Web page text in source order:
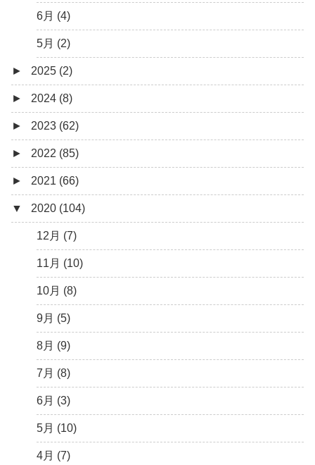
6月 (4)
5月 (2)
► 2025 (2)
12月 (1)
6月 (1)
► 2024 (8)
8月 (1)
7月 (1)
5月 (2)
4月 (3)
3月 (1)
► 2023 (62)
9月 (1)
8月 (1)
7月 (8)
6月 (5)
5月 (7)
4月 (9)
3月 (15)
2月 (6)
1月 (10)
► 2022 (85)
12月 (3)
10月 (1)
9月 (4)
8月 (5)
7月 (5)
6月 (8)
5月 (13)
4月 (12)
3月 (13)
2月 (14)
1月 (7)
► 2021 (66)
12月 (4)
11月 (8)
10月 (1)
8月 (2)
7月 (4)
6月 (6)
5月 (5)
4月 (10)
3月 (5)
2月 (11)
▼ 2020 (104)
12月 (7)
11月 (10)
10月 (8)
9月 (5)
8月 (9)
7月 (8)
6月 (3)
5月 (10)
4月 (7)